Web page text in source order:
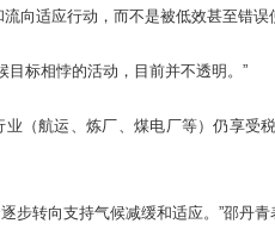
向适应行动，而不是被低效甚至错误
标相悖的活动，目前并不透明。”
（航运、炼厂、煤电厂等）仍享受
步转向支持气候减缓和适应。”邵丹青